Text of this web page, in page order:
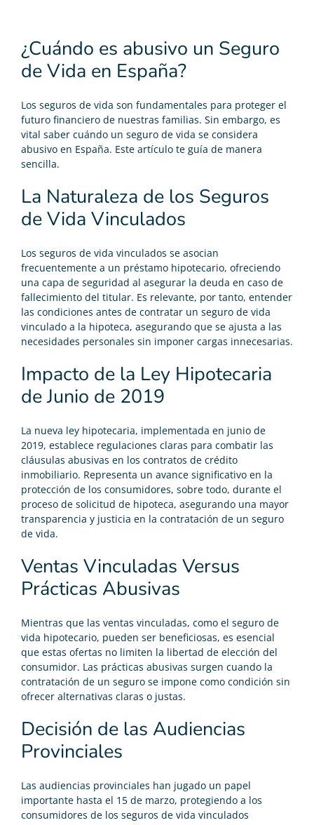
¿Cuándo es abusivo un Seguro
de Vida en España?
Los seguros de vida son fundamentales para proteger el
futuro financiero de nuestras familias. Sin embargo, es
vital saber cuándo un seguro de vida se considera
abusivo en España. Este artículo te guía de manera
sencilla.
La Naturaleza de los Seguros
de Vida Vinculados
Los seguros de vida vinculados se asocian
frecuentemente a un préstamo hipotecario, ofreciendo
una capa de seguridad al asegurar la deuda en caso de
fallecimiento del titular. Es relevante, por tanto, entender
las condiciones antes de contratar un seguro de vida
vinculado a la hipoteca, asegurando que se ajusta a las
necesidades personales sin imponer cargas innecesarias.
Impacto de la Ley Hipotecaria
de Junio de 2019
La nueva ley hipotecaria, implementada en junio de
2019, establece regulaciones claras para combatir las
cláusulas abusivas en los contratos de crédito
inmobiliario. Representa un avance significativo en la
protección de los consumidores, sobre todo, durante el
proceso de solicitud de hipoteca, asegurando una mayor
transparencia y justicia en la contratación de un seguro
de vida.
Ventas Vinculadas Versus
Prácticas Abusivas
Mientras que las ventas vinculadas, como el seguro de
vida hipotecario, pueden ser beneficiosas, es esencial
que estas ofertas no limiten la libertad de elección del
consumidor. Las prácticas abusivas surgen cuando la
contratación de un seguro se impone como condición sin
ofrecer alternativas claras o justas.
Decisión de las Audiencias
Provinciales
Las audiencias provinciales han jugado un papel
importante hasta el 15 de marzo, protegiendo a los
consumidores de los seguros de vida vinculados